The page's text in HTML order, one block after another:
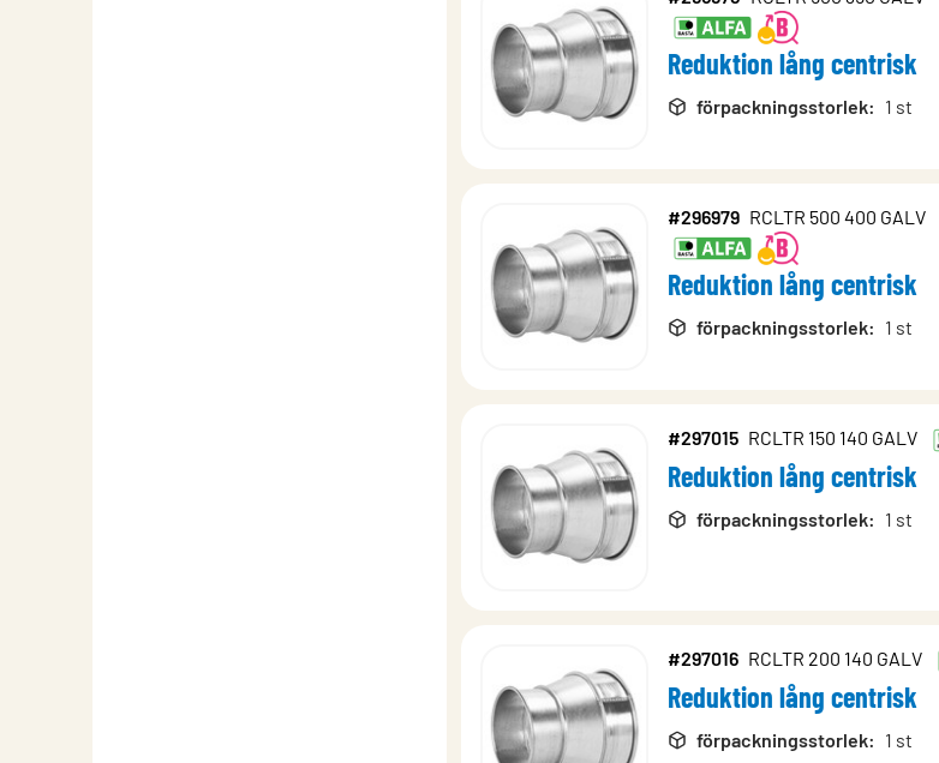
Reduktion lång centrisk
förpackningsstorlek: 1 st
#296979 RCLTR 500 400 GALV
Reduktion lång centrisk
förpackningsstorlek: 1 st
#297015 RCLTR 150 140 GALV
Reduktion lång centrisk
förpackningsstorlek: 1 st
#297016 RCLTR 200 140 GALV
Reduktion lång centrisk
förpackningsstorlek: 1 st